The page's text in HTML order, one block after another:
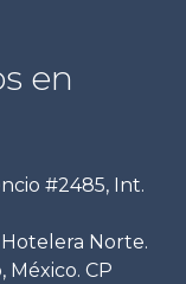
en
#2485, Int.
Norte.
México. CP